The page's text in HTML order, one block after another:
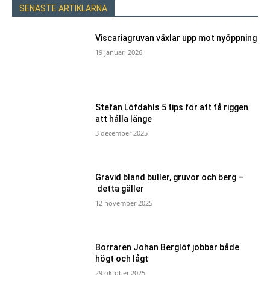
SENASTE ARTIKLARNA
Viscariagruvan växlar upp mot nyöppning
19 januari 2026
Stefan Löfdahls 5 tips för att få riggen
att hålla länge
3 december 2025
Gravid bland buller, gruvor och berg –
detta gäller
12 november 2025
Borraren Johan Berglöf jobbar både
högt och lågt
29 oktober 2025